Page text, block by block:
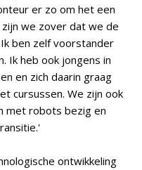
er zo om het een
we zover dat we de
ben zelf voorstander
Ik heb ook jongens in
en zich daarin graag
cursussen. We zijn ook
met robots bezig en
ontwikkeling